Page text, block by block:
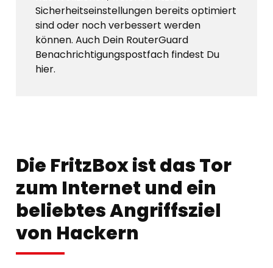
Sicherheitseinstellungen bereits optimiert
sind oder noch verbessert werden
können. Auch Dein RouterGuard
Benachrichtigungspostfach findest Du
hier.
Die FritzBox ist das Tor
zum Internet und ein
beliebtes Angriffsziel
von Hackern